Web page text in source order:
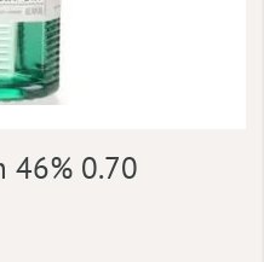
46% 0.70